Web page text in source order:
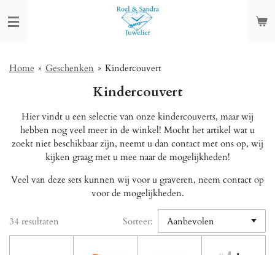
direct
hoofdinhoud
Home » Geschenken » Kindercouvert
Kindercouvert
Hier vindt u een selectie van onze kindercouverts, maar wij
hebben nog veel meer in de winkel! Mocht het artikel wat u
zoekt niet beschikbaar zijn, neemt u dan contact met ons op, wij
kijken graag met u mee naar de mogelijkheden!
Veel van deze sets kunnen wij voor u graveren, neem contact op
voor de mogelijkheden.
34 resultaten Sorteer: